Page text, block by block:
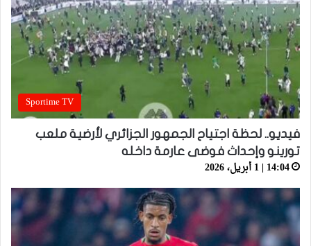
Sportime TV
فيديو.. لحظة اجتياح الجمهور الجزائري لأرضية ملعب
تورينو وإحداث فوضى عارمة داخله
14:04 | 1 أبريل، 2026